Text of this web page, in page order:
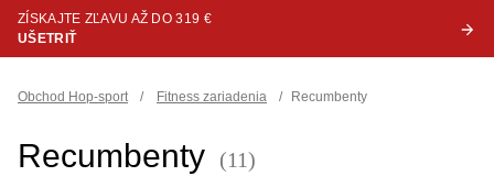
ZÍSKAJTE ZĽAVU AŽ DO 319 €
UŠETRIŤ
Obchod Hop-sport / Fitness zariadenia / Recumbenty
Recumbenty (11)